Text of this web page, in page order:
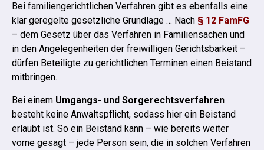
Bei familiengerichtlichen Verfahren gibt es ebenfalls eine
klar geregelte gesetzliche Grundlage … Nach § 12 FamFG
– dem Gesetz über das Verfahren in Familiensachen und
in den Angelegenheiten der freiwilligen Gerichtsbarkeit –
dürfen Beteiligte zu gerichtlichen Terminen einen Beistand
mitbringen.
Bei einem Umgangs- und Sorgerechtsverfahren
besteht keine Anwaltspflicht, sodass hier ein Beistand
erlaubt ist. So ein Beistand kann – wie bereits weiter
vorne gesagt – jede Person sein, die in solchen Verfahren